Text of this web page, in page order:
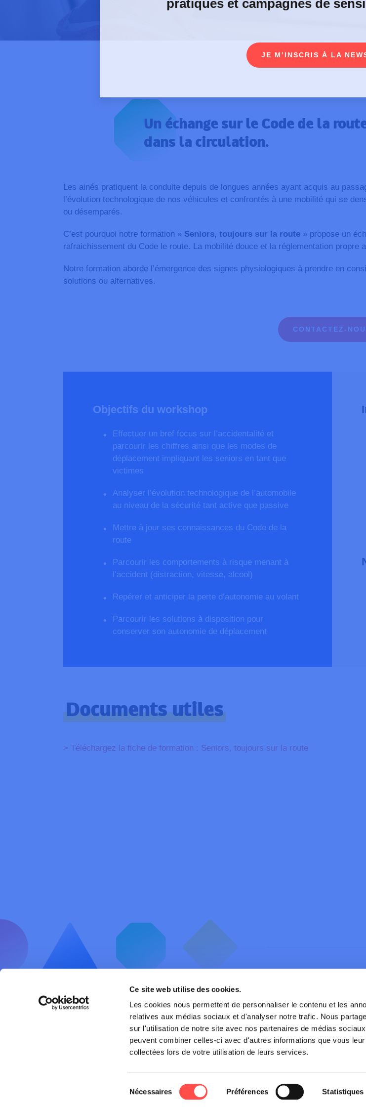
Ce site web utilise des cookies.
Les cookies nous permettent de personnaliser le contenu et les
relatives aux médias sociaux et d'analyser notre trafic. Nous
sur l'utilisation de notre site avec nos partenaires de médias
peuvent combiner celles-ci avec d'autres informations que vous
collectées lors de votre utilisation de leurs services.
du
Nécessaires Préférences Statistiques
Un échange sur le Code de la
dans la circulation.
Les ainés pratiquent la conduite depuis de longues années ayant acquis au
l’évolution technologique de nos véhicules et confrontés à une mobilité qui se
ou désemparés.
C’est pourquoi notre formation « Seniors, toujours sur la route» propose un
rafraichissement du Code le route. La mobilité douce et la réglementation propre
Notre formation aborde l’émergence des signes physiologiques à prendre en
solutions ou alternatives.
CONTACTEZ-
Objectifs du workshop
Effectuer un bref focus sur l’accidentalité et
parcourir les chiffres ainsi que les modes de
déplacement impliquant les seniors en tant que
victimes
Analyser l’évolution technologique de l’automobile
au niveau de la sécurité tant active que passive
Mettre à jour ses connaissances du Code de la
route
Parcourir les comportements à risque menant à
l’accident (distraction, vitesse, alcool)
Repérer et anticiper la perte d’autonomie au volant
Parcourir les solutions à disposition pour
conserver son autonomie de déplacement
Documents utiles
> Téléchargez la fiche de formation : Seniors, toujours sur la route
Sécurité routière
Offres et services
AWSR
Contact
Partenaires
Publications
pratiques et campagnes de
JE M’INSCRIS À LA